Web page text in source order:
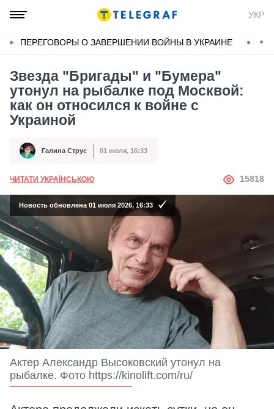
УКР
ПЕРЕГОВОРЫ О ЗАВЕРШЕНИИ ВОЙНЫ В УКРАИНЕ
Звезда "Бригады" и "Бумера"
утонул на рыбалке под Москвой:
как он относился к войне с
Украиной
Автор Галина Струс
Дата публикации 01 июля, 16:33
ЧИТАТИ УКРАЇНСЬКОЮ АВТОР
15818
Новость обновлена 01 июля 2026, 16:33
Актер Александр Высоковский утонул на
рыбалке. Фото https://kinolift.com/ru/